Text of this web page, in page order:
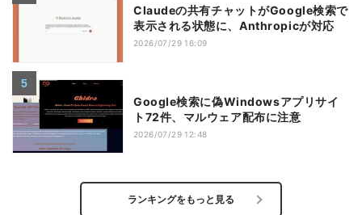
Claudeの共有チャットがGoogle検索で
表示される状態に、Anthropicが対応
2026/07/29 16:09
Google検索に偽Windowsアプリサイ
ト72件、マルウェア配布に注意
2026/07/29 12:48
ランキングをもっと見る